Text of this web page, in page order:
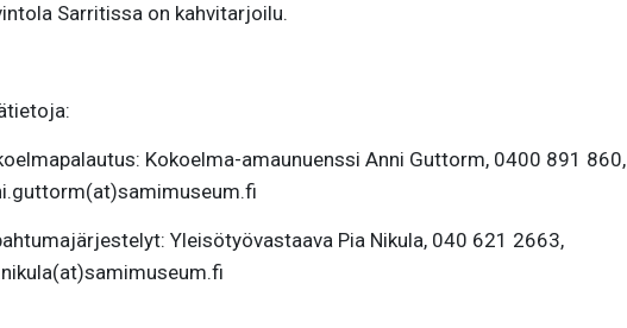
Sarritissa on kahvitarjoilu.
Kokoelma-amaunuenssi Anni Guttorm, 0400 891 860,
Yleisötyövastaava Pia Nikula, 040 621 2663,